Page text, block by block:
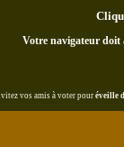
Votre navigateur doit
vos amis à voter pour éveille